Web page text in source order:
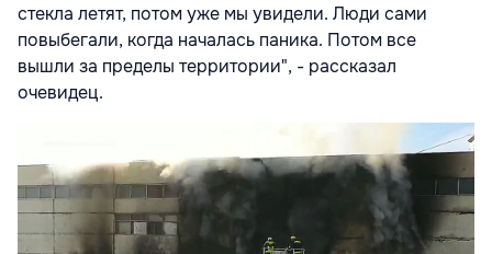
стекла летят, потом уже мы увидели. Люди сами
повыбегали, когда началась паника. Потом все
вышли за пределы территории", - рассказал
очевидец.